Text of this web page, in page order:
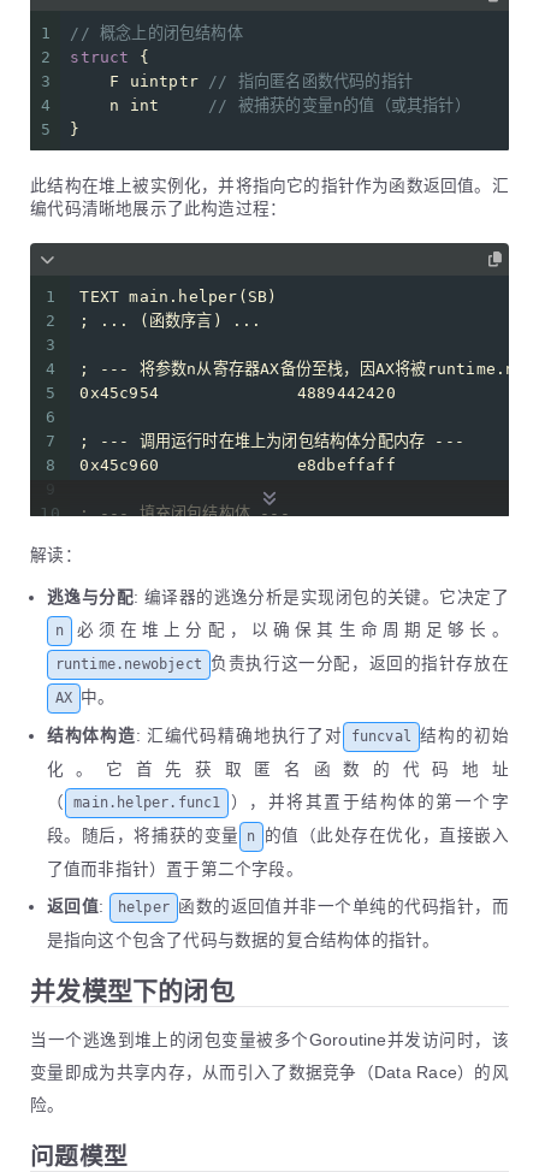
1
2
3
4
5
// 概念上的闭包结构体
struct
{
    F
uintptr
// 指向匿名函数代码的指针
    n
int
// 被捕获的变量n的值（或其指针）
}
此结构在堆上被实例化，并将指向它的指针作为函数返回值。汇
编代码清晰地展示了此构造过程：
1
2
3
4
5
6
7
8
10
12
13
14
15
16
17
18
19
TEXT main.helper(SB)
; ... (函数序言) ...
; --- 将参数n从寄存器AX备份至栈，因AX将被
0x45c954              4889442420
; --- 调用运行时在堆上为闭包结构体分配内存 ---
0x45c960              e8dbeffaff
; --- 填充闭包结构体 ---
0x45c96c              488908
; 3.2 填充捕获变量n: 从栈恢复n的值到CX并存入AX指向内存
0x45c96f              488b4c2420
0x45c974              48894808
; --- 返回，AX中存放着新创建的闭包指针 ---
0x45c981              c3
解读：
逃逸与分配: 编译器的逃逸分析是实现闭包的关键。它决定了
n 必须在堆上分配，以确保其生命周期足够长。
runtime.newobject 负责执行这一分配，返回的指针存放在
AX 中。
结构体构造: 汇编代码精确地执行了对 funcval 结构的初始
化。它首先获取匿名函数的代码地址
（
main.helper.func1
），并将其置于结构体的第一个字
段。随后，将捕获的变量
n
的值（此处存在优化，直接嵌入
了值而非指针）置于第二个字段。
返回值: helper 函数的返回值并非一个单纯的代码指针，而
是指向这个包含了代码与数据的复合结构体的指针。
并发模型下的闭包
当一个逃逸到堆上的闭包变量被多个Goroutine并发访问时，该
变量即成为共享内存，从而引入了数据竞争（Data Race）的风
险。
问题模型